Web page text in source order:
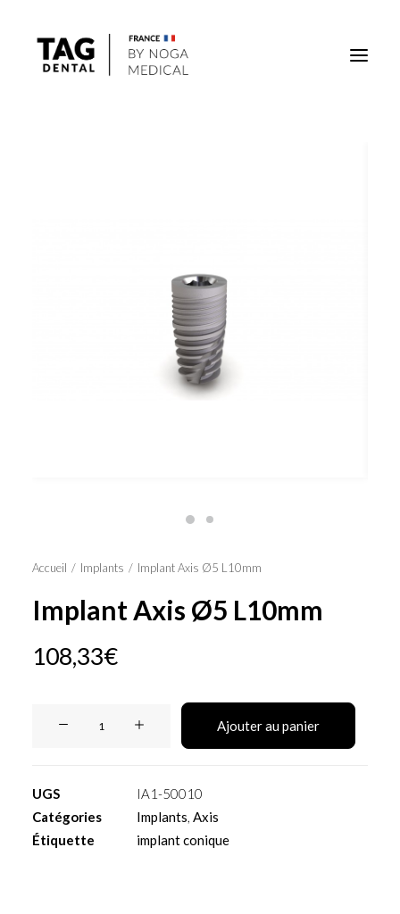
Solutions régénératives
DigiTag
Recherche
Accueil Implants Implant Axis Ø5 L10mm
Implant Axis Ø5 L10mm
108,33€
L10mm
Ajouter au panier
UGS
IA1-50010
Catégories
Implants, Axis
Étiquette
implant conique